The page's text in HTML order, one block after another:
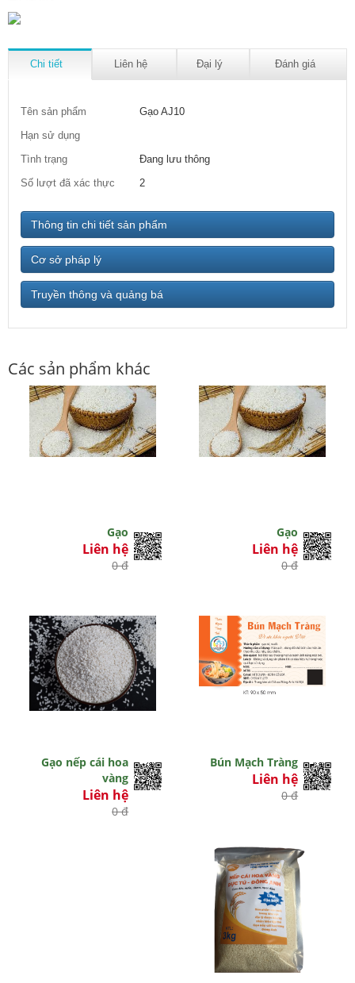
Chi tiết Liên hệ Đại lý Đánh giá
Tên sản phẩm
Gạo AJ10
Hạn sử dụng
Tình trạng
Đang lưu thông
Số lượt đã xác thực
2
Thông tin chi tiết sản phẩm
Cơ sở pháp lý
Truyền thông và quảng bá
Các sản phẩm khác
Gạo
Liên hệ
0 đ
Gạo
Liên hệ
0 đ
Gạo nếp cái hoa
vàng
Liên hệ
0 đ
Bún Mạch Tràng
Liên hệ
0 đ